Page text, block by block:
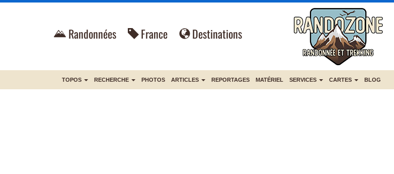
Randonnées France Destinations
TOPOS RECHERCHE PHOTOS ARTICLES REPORTAGES MATÉRIEL SERVICES CARTES BLOG